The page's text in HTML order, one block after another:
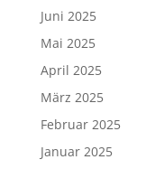
Juni 2025
Mai 2025
April 2025
März 2025
Februar 2025
Januar 2025